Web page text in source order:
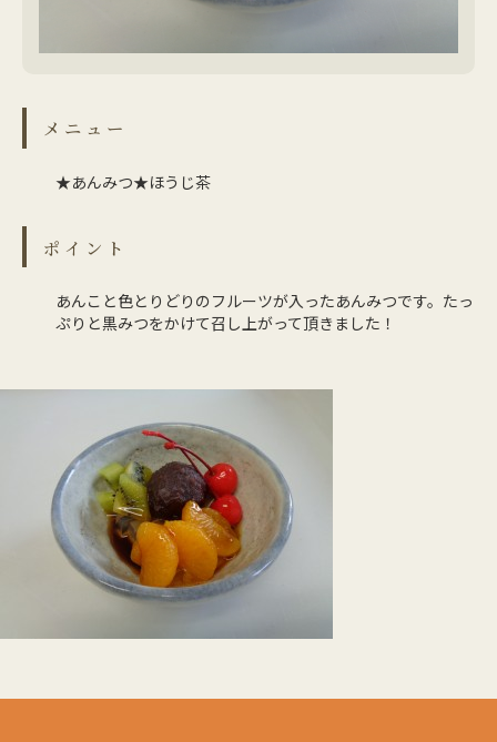
メニュー
★あんみつ★ほうじ茶
ポイント
あんこと色とりどりのフルーツが入ったあんみつです。たっ
ぷりと黒みつをかけて召し上がって頂きました！